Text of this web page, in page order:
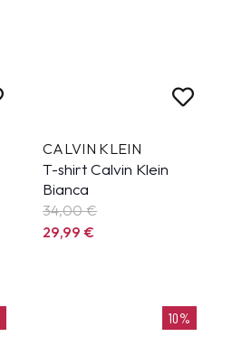
CALVIN KLEIN
T-shirt Calvin Klein
Bianca
34,00 €
29,99€
10%